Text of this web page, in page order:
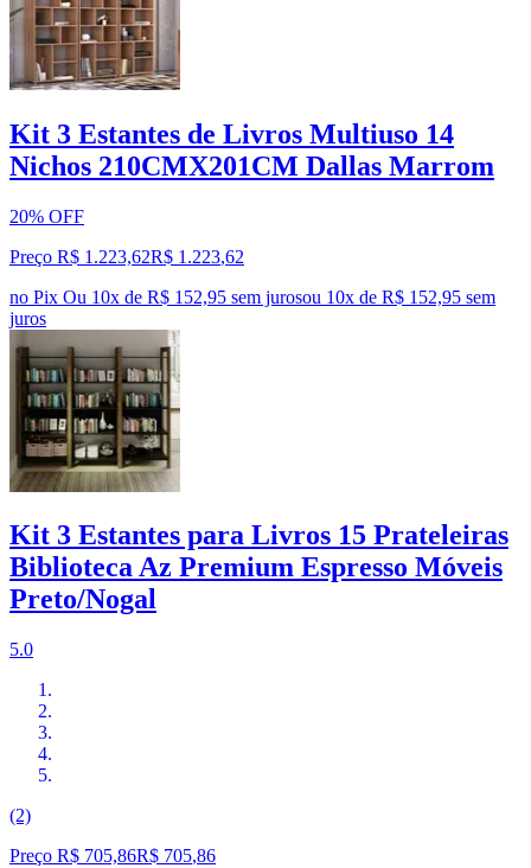
Kit 3 Estantes de Livros Multiuso 14
Nichos 210CMX201CM Dallas Marrom
20% OFF
Preço R$ 1.223,62R$ 1.223,62
no Pix Ou 10x de R$ 152,95 sem jurosou 10x de R$ 152,95 sem
juros
Kit 3 Estantes para Livros 15 Prateleiras
Biblioteca Az Premium Espresso Móveis
Preto/Nogal
5.0
(2)
Preço R$ 705,86R$ 705,86